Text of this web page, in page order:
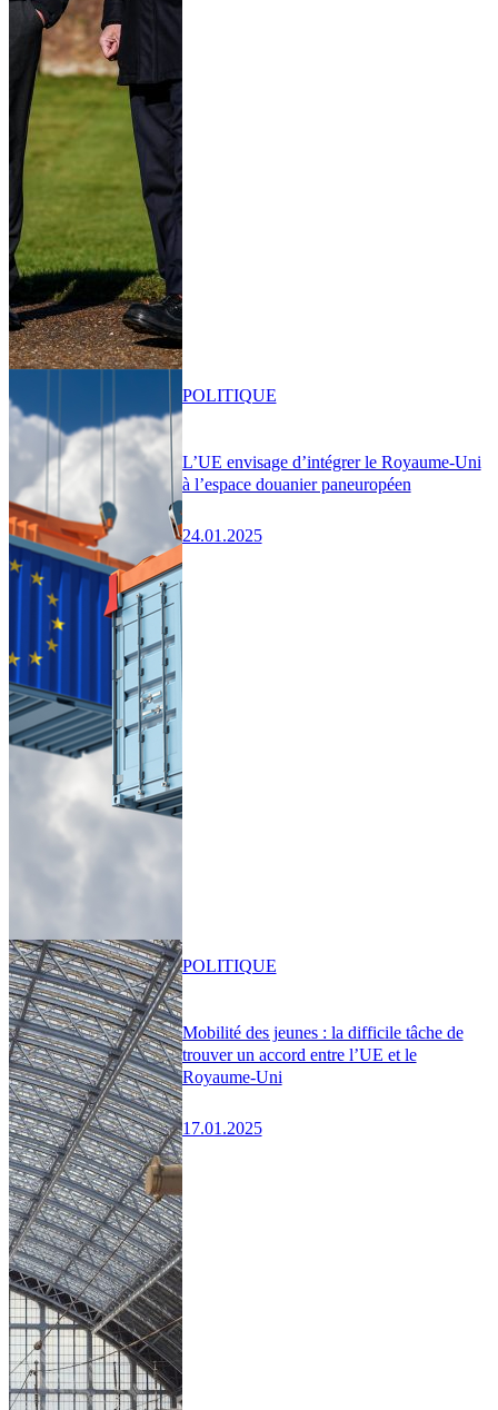
L’UE envisage d’intégrer le Royaume-Uni
à l’espace douanier paneuropéen
24.01.2025
POLITIQUE
Mobilité des jeunes : la difficile tâche de
trouver un accord entre l’UE et le
Royaume-Uni
17.01.2025
POLITIQUE